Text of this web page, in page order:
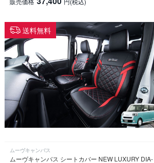
送料無料
ムーヴキャンバス
ムーヴキャンバス シートカバー NEW LUXURY DIA-